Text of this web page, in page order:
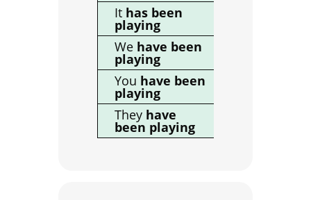
It has been
playing
We have been
playing
You have been
playing
They have
been playing